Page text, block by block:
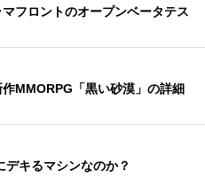
フロントのオープンベータテス
MMORPG「黒い砂漠」の詳細
キるマシンなのか？